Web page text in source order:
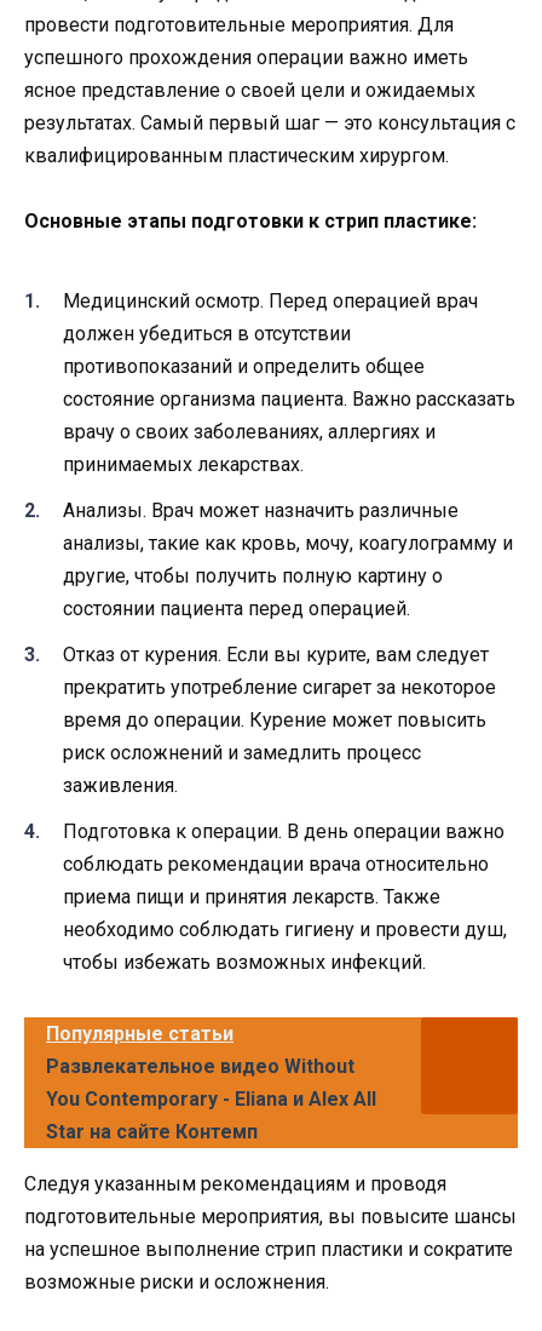
провести подготовительные мероприятия. Для
успешного прохождения операции важно иметь
ясное представление о своей цели и ожидаемых
результатах. Самый первый шаг — это консультация с
квалифицированным пластическим хирургом.
Основные этапы подготовки к стрип пластике:
Медицинский осмотр. Перед операцией врач
должен убедиться в отсутствии
противопоказаний и определить общее
состояние организма пациента. Важно рассказать
врачу о своих заболеваниях, аллергиях и
принимаемых лекарствах.
Анализы. Врач может назначить различные
анализы, такие как кровь, мочу, коагулограмму и
другие, чтобы получить полную картину о
состоянии пациента перед операцией.
Отказ от курения. Если вы курите, вам следует
прекратить употребление сигарет за некоторое
время до операции. Курение может повысить
риск осложнений и замедлить процесс
заживления.
Подготовка к операции. В день операции важно
соблюдать рекомендации врача относительно
приема пищи и принятия лекарств. Также
необходимо соблюдать гигиену и провести душ,
чтобы избежать возможных инфекций.
Популярные статьи
Развлекательное видео Without
You Contemporary - Eliana и Alex All
Star на сайте Контемп
Следуя указанным рекомендациям и проводя
подготовительные мероприятия, вы повысите шансы
на успешное выполнение стрип пластики и сократите
возможные риски и осложнения.